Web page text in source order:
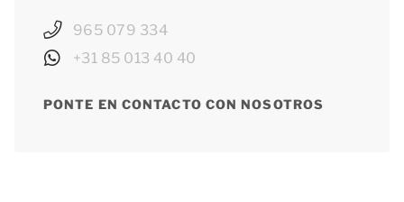
965 079 334
+31 85 013 40 40
PONTE EN CONTACTO CON NOSOTROS